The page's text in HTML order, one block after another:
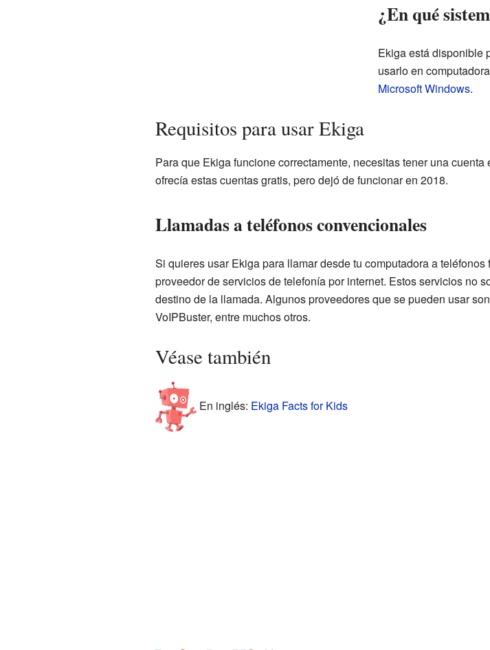
¿En qué
Ekiga está disponible
usarlo en
Microsoft Windows.
Requisitos para usar Ekiga
Para que Ekiga funcione correctamente, necesitas tener una
ofrecía estas cuentas gratis, pero dejó de funcionar en 2018.
Llamadas a teléfonos convencionales
Si quieres usar Ekiga para llamar desde tu computadora a
proveedor de servicios de telefonía por internet. Estos servicios no
destino de la llamada. Algunos proveedores que se pueden usar
VoIPBuster, entre muchos otros.
Véase también
En inglés: Ekiga Facts for Kids